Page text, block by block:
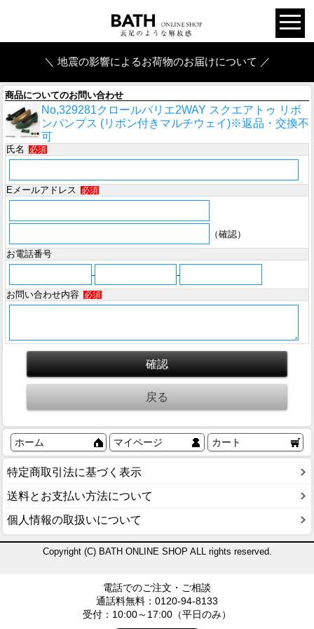
＼ 地震の影響によるお荷物のお届けについて ／
商品についてのお問い合わせ
No,329281クロールバリエ2WAY スクエアトゥ リボ
ンパンプス (リボン付きマルチウェイ)※返品・交換不
可
氏名 必須
Eメールアドレス 必須
（確認）
お電話番号
-
-
お問い合わせ内容
必須
ホーム マイページ カート
特定商取引法に基づく表示
送料とお支払い方法について
個人情報の取扱いについて
Copyright (C) BATH ONLINE SHOP ALL rights reserved.
電話でのご注文・ご相談
通話料無料：0120-94-8133
受付：10:00～17:00（平日のみ）